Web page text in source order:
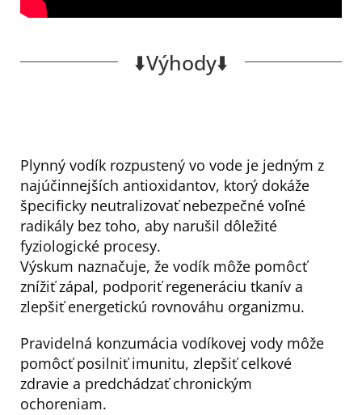
⬇️Výhody⬇️
Plynný vodík rozpustený vo vode je jedným z
najúčinnejších antioxidantov, ktorý dokáže
špecificky neutralizovať nebezpečné voľné
radikály bez toho, aby narušil dôležité
fyziologické procesy.
Výskum naznačuje, že vodík môže pomôcť
znížiť zápal, podporiť regeneráciu tkanív a
zlepšiť energetickú rovnováhu organizmu.
Pravidelná konzumácia vodíkovej vody môže
pomôcť posilniť imunitu, zlepšiť celkové
zdravie a predchádzať chronickým
ochoreniam.